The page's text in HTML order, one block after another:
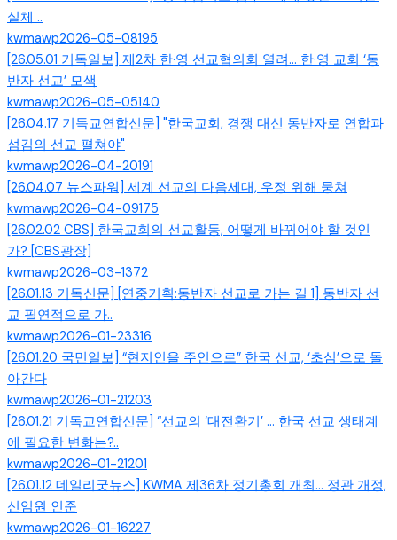
실체 ..
kwmawp2026-05-08195
[26.05.01 기독일보] 제2차 한·영 선교협의회 열려… 한·영 교회 ‘동
반자 선교’ 모색
kwmawp2026-05-05140
[26.04.17 기독교연합신문] "한국교회, 경쟁 대신 동반자로 연합과
섬김의 선교 펼쳐야"
kwmawp2026-04-20191
[26.04.07 뉴스파워] 세계 선교의 다음세대, 우정 위해 뭉쳐
kwmawp2026-04-09175
[26.02.02 CBS] 한국교회의 선교활동, 어떻게 바뀌어야 할 것인
가? [CBS광장]
kwmawp2026-03-1372
[26.01.13 기독신문] [연중기획:동반자 선교로 가는 길 1] 동반자 선
교 필연적으로 가..
kwmawp2026-01-23316
[26.01.20 국민일보] “현지인을 주인으로” 한국 선교, ‘초심’으로 돌
아간다
kwmawp2026-01-21203
[26.01.21 기독교연합신문] “선교의 ‘대전환기’ … 한국 선교 생태계
에 필요한 변화는?..
kwmawp2026-01-21201
[26.01.12 데일리굿뉴스] KWMA 제36차 정기총회 개최... 정관 개정,
신임원 인준
kwmawp2026-01-16227